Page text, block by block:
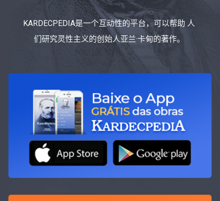
KARDECPEDIA是一个互动性的平台，可以帮助 人
们研究灵性主义的创始人亚兰·卡甸的著作。